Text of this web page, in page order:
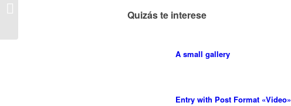
Quizás te interese
A small gallery
Entry with Post Format «Video»